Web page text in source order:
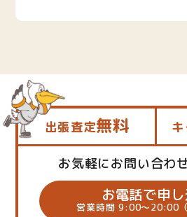
出張査定無料
お気軽にお問い合わ
お電話で申
営業時間 9:00～20:00（